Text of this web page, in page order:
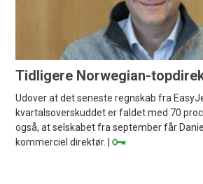
Tidligere Norwegian-
Udover at det seneste regnskab fra
kvartalsoverskuddet er faldet med 70
også, at selskabet fra september får
kommerciel direktør. |